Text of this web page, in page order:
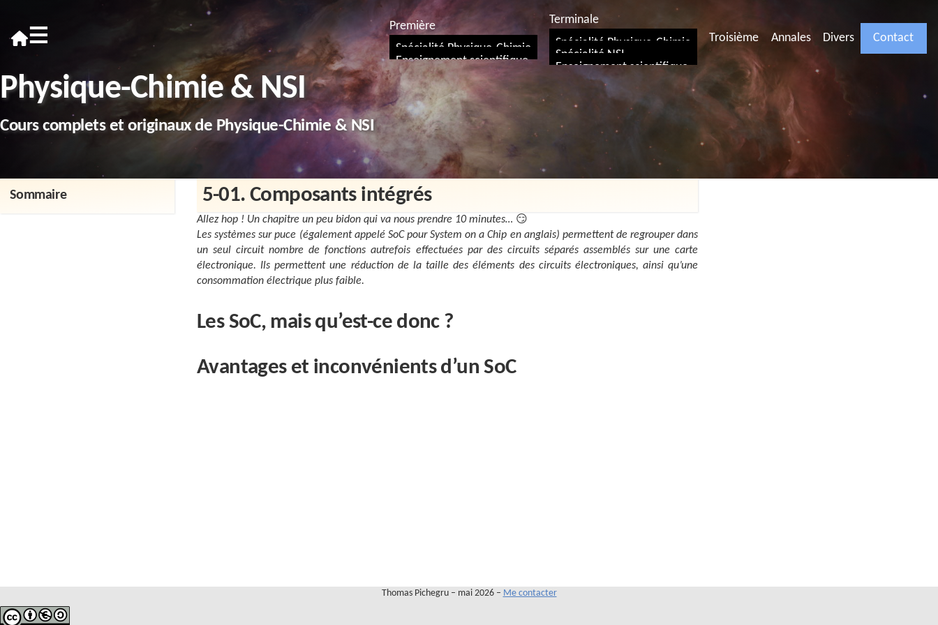
≡
Première
Spécialité Physique-Chimie
Enseignement scientifique
Terminale
Spécialité Physique-Chimie
Spécialité NSI
Enseignement scientifique
Troisième Annales Divers Contact
Physique-Chimie & NSI
Cours complets et originaux de Physique-Chimie & NSI
Sommaire 5-01. Composants intégrés
Allez hop ! Un chapitre un peu bidon qui va nous prendre 10 minutes… 😏
Les systèmes sur puce (également appelé SoC pourSystem on a Chip en anglais) permettent de regrouper dans
un seul circuit nombre de fonctions autrefois effectuées par des circuits séparés assemblés sur une carte
électronique. Ils permettent une réduction de la taille des éléments des circuits électroniques, ainsi qu’une
consommation électrique plus faible.
Les SoC, mais qu’est-ce donc ?
Avantages et inconvénients d’un SoC
Thomas Pichegru – mai 2026 – Me contacter